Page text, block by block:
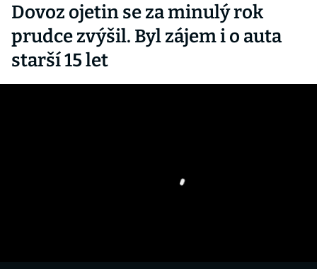
Dovoz ojetin se za minulý rok
prudce zvýšil. Byl zájem i o auta
starší 15 let